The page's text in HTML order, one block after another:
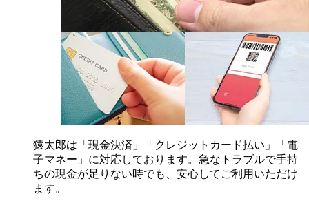
猿太郎は「現金決済」「クレジットカード払い」「電
子マネー」に対応しております。急なトラブルで手持
ちの現金が足りない時でも、安心してご利用いただけ
ます。